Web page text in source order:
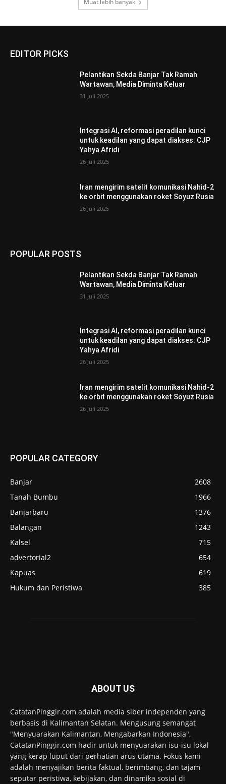
EDITOR PICKS
Pelantikan Sekda Banjar Tak Ramah
Wartawan, Media Diminta Keluar
31 Juli 2025
Integrasi AI, reformasi peradilan kunci
untuk keadilan yang dapat diakses: CJP
Yahya Afridi
26 Juli 2025
Iran mengirim satelit komunikasi Nahid-2
ke orbit menggunakan roket Soyuz Rusia
26 Juli 2025
POPULAR POSTS
Pelantikan Sekda Banjar Tak Ramah
Wartawan, Media Diminta Keluar
31 Juli 2025
Integrasi AI, reformasi peradilan kunci
untuk keadilan yang dapat diakses: CJP
Yahya Afridi
26 Juli 2025
Iran mengirim satelit komunikasi Nahid-2
ke orbit menggunakan roket Soyuz Rusia
26 Juli 2025
POPULAR CATEGORY
Banjar
2608
Tanah Bumbu
1966
Banjarbaru
1376
Balangan
1243
Kalsel
715
advertorial2
654
Kapuas
619
Hukum dan Peristiwa
385
ABOUT US
CatatanPinggir.com adalah media siber independen yang
berbasis di Kalimantan Selatan. Mengusung semangat
"Menyuarakan Kalimantan, Mengabarkan Indonesia",
CatatanPinggir.com hadir untuk menyuarakan isu-isu lokal
yang kerap luput dari perhatian arus utama. Fokus kami
adalah menyajikan berita faktual, berimbang, dan tajam
seputar peristiwa, kebijakan, dan dinamika sosial di